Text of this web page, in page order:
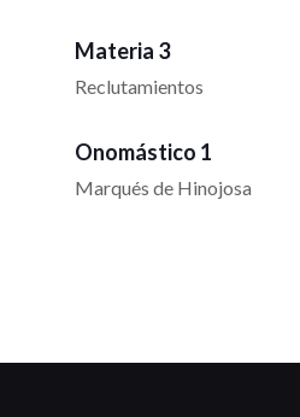
Materia 3
Reclutamientos
Onomástico 1
Marqués de Hinojosa